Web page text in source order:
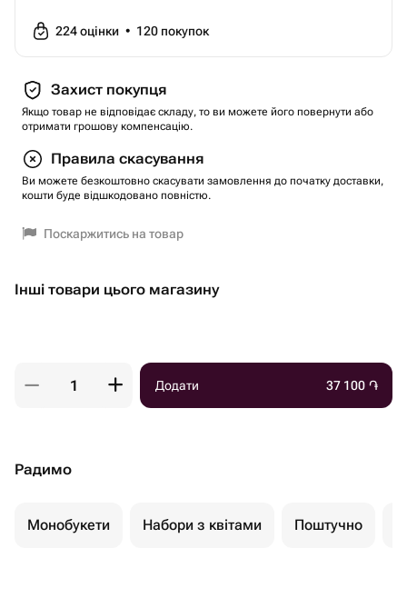
224оцінки • 120 покупок
Захист покупця
Якщо товар не відповідає складу, то ви можете його повернути або
отримати грошову компенсацію.
Правила скасування
Ви можете безкоштовно скасувати замовлення до початку доставки,
кошти буде відшкодовано повністю.
Поскаржитись на товар
Інші товари цього магазину
Додати 37 100 ֏
Радимо
Монобукети Набори з квітами Поштучно